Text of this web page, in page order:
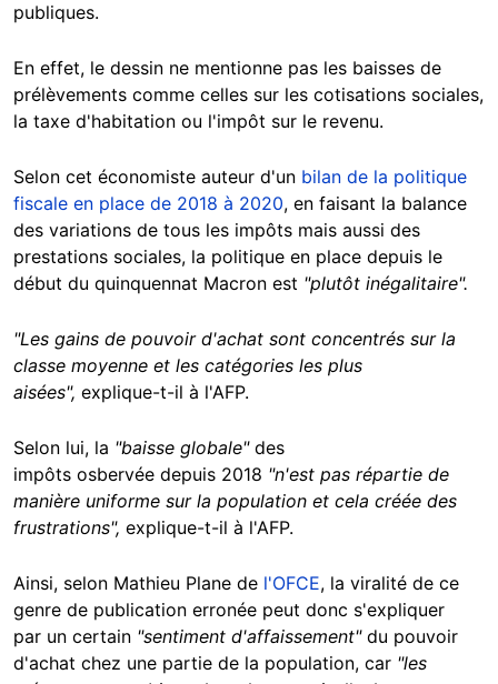
publiques.
En effet, le dessin ne mentionne pas les baisses de
prélèvements comme celles sur les cotisations sociales,
la taxe d'habitation ou l'impôt sur le revenu.
Selon cet économiste auteur d'un bilan de la politique
fiscale en place de 2018 à 2020, en faisant la balance
des variations de tous les impôts mais aussi des
prestations sociales, la politique en place depuis le
début du quinquennat Macron est "plutôt inégalitaire".
"Les gains de pouvoir d'achat sont concentrés sur la
classe moyenne et les catégories les plus
aisées", explique-t-il à l'AFP.
Selon lui, la "baisse globale" des
impôts osbervée depuis 2018 "n'est pas répartie de
manière uniforme sur la population et cela créée des
frustrations", explique-t-il à l'AFP.
Ainsi, selon Mathieu Plane de l'OFCE, la viralité de ce
genre de publication erronée peut donc s'expliquer
par un certain "sentiment d'affaissement"du pouvoir
d'achat chez une partie de la population, car "les